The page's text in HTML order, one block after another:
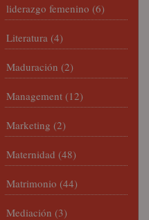
liderazgo femenino (6)
Literatura (4)
Maduración (2)
Management (12)
Marketing (2)
Maternidad (48)
Matrimonio (44)
Mediación (3)